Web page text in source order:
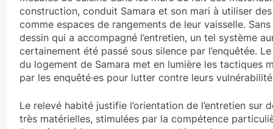
construction, conduit Samara et son mari à utiliser
comme espaces de rangements de leur vaisselle.
dessin qui a accompagné l’entretien, un tel système
certainement été passé sous silence par l’enquêtée.
du logement de Samara met en lumière les tactiques
par les enquêté·es pour lutter contre leurs
Le relevé habité justifie l’orientation de l’entretien sur
très matérielles, stimulées par la compétence